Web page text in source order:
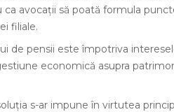
avocații să poată formula
filiale.
de pensii este împotriva
economică asupra
s-ar impune în virtutea